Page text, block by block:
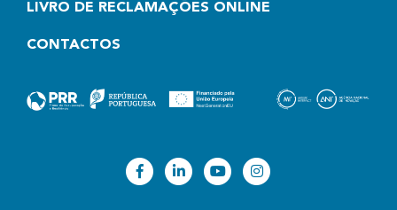
LIVRO DE RECLAMAÇÕES ONLINE
CONTACTOS